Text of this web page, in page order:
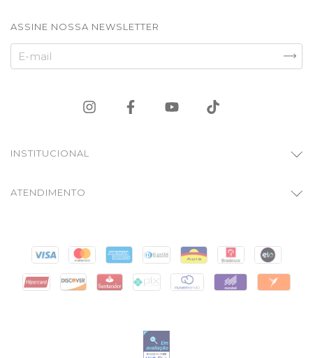
ASSINE NOSSA NEWSLETTER
INSTITUCIONAL
ATENDIMENTO